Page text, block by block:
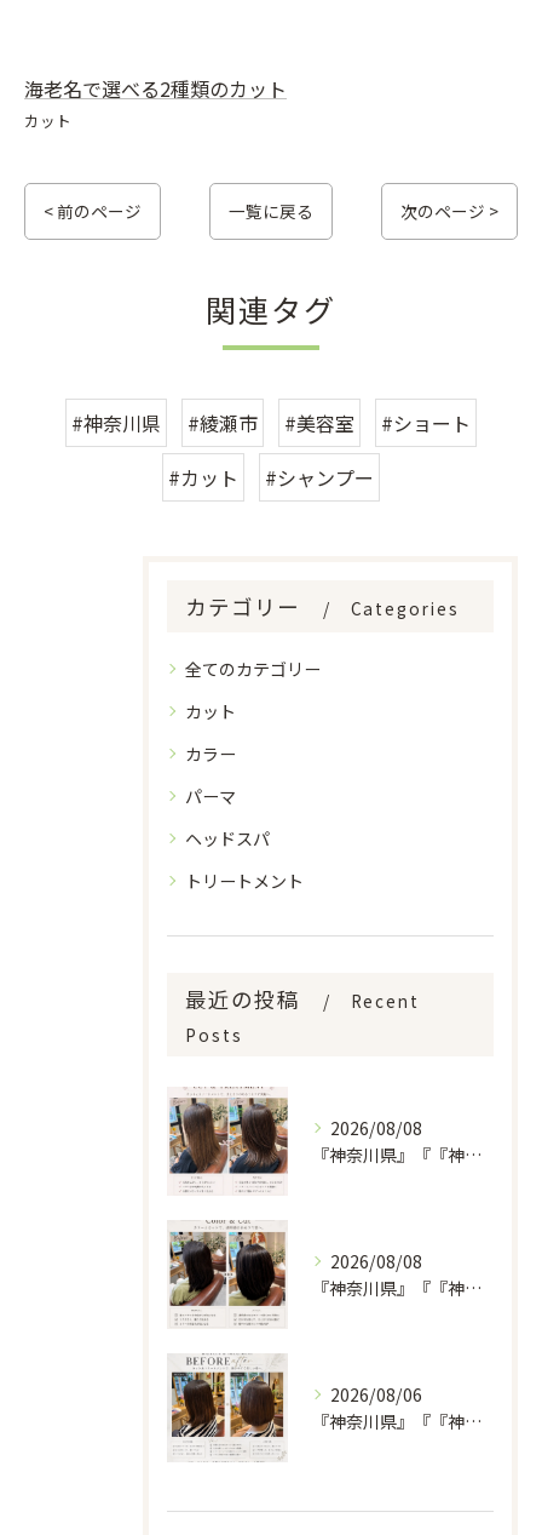
海老名で選べる2種類のカット
カット
< 前のページ 一覧に戻る 次のページ >
関連タグ
#神奈川県 #綾瀬市 #美容室
#ショート
#カット
#シャンプー
カテゴリー Categories
全てのカテゴリー
カット
カラー
パーマ
ヘッドスパ
トリートメント
最近の投稿
Recent
Posts
2026/08/08
『神奈川県』『『神奈川県』『綾瀬市』『海老名市』『美容室』
2026/08/08
『神奈川県』『『神奈川県』『綾瀬市』『海老名市』『美容室』
2026/08/06
『神奈川県』『『神奈川県』『綾瀬市』『海老名市』『美容室』